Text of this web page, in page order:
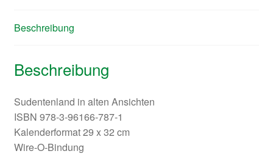
Beschreibung
Beschreibung
Sudentenland in alten Ansichten
ISBN 978-3-96166-787-1
Kalenderformat 29 x 32 cm
Wire-O-Bindung